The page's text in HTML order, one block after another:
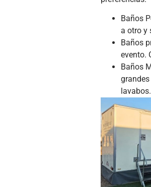
Baños
a otro y
Baños
evento.
Baños
lavabos.